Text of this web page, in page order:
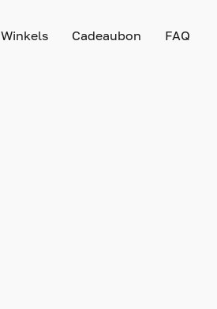
Winkels Cadeaubon FAQ